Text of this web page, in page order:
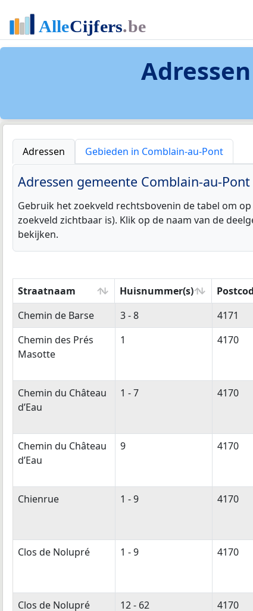
Adressen Gebieden in Comblain-au-Pont
Adressen gemeente Comblain-au-Pont
Gebruik het zoekveld rechtsbovenin de tabel om
zoekveld zichtbaar is). Klik op de naam van de
bekijken.
Straatnaam
Huisnummer(s)
Straatnaam
Huisnummer(s)
Chemin de Barse 3 - 8 4171
Chemin des Prés
Masotte
1 4170
Chemin du Château
d’Eau
1 - 7 4170
Chemin du Château
d’Eau
9 4170
Chienrue 1 - 9 4170
Clos de Nolupré 1 - 9 4170
Clos de Nolupré 12 - 62 4170